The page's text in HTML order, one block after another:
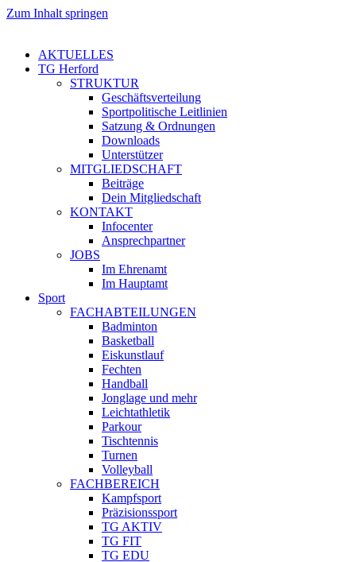
Zum Inhalt springen
AKTUELLES
TG Herford
STRUKTUR
Geschäftsverteilung
Sportpolitische Leitlinien
Satzung & Ordnungen
Downloads
Unterstützer
MITGLIEDSCHAFT
Beiträge
Dein Mitgliedschaft
KONTAKT
Infocenter
Ansprechpartner
JOBS
Im Ehrenamt
Im Hauptamt
Sport
FACHABTEILUNGEN
Badminton
Basketball
Eiskunstlauf
Fechten
Handball
Jonglage und mehr
Leichtathletik
Parkour
Tischtennis
Turnen
Volleyball
FACHBEREICH
Kampfsport
Präzisionssport
TG AKTIV
TG FIT
TG EDU